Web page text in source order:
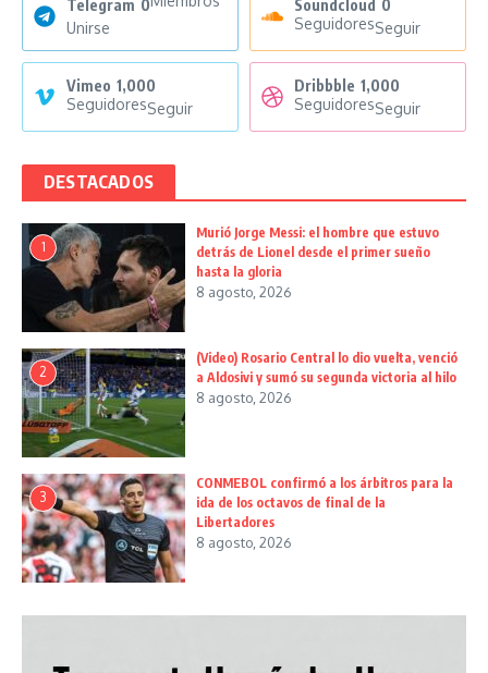
Telegram 0
Unirse
Soundcloud 0
SeguidoresSeguir
Vimeo 1,000
SeguidoresSeguir
Dribbble 1,000
SeguidoresSeguir
DESTACADOS
1
Murió Jorge Messi: el hombre que estuvo
detrás de Lionel desde el primer sueño
hasta la gloria
8 agosto, 2026
2
(Video) Rosario Central lo dio vuelta, venció
a Aldosivi y sumó su segunda victoria al hilo
8 agosto, 2026
3
CONMEBOL confirmó a los árbitros para la
ida de los octavos de final de la
Libertadores
8 agosto, 2026